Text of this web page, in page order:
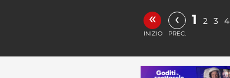
«
INIZIO
‹
PREC.
1 2 3 4